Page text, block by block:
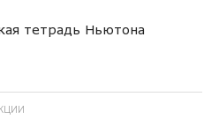
тетрадь Ньютона